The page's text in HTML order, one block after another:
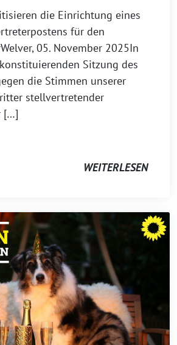
die Einrichtung eines
für den
05. November 2025In
Sitzung des
die Stimmen unserer
stellvertretender
[…]
WEITERLESEN